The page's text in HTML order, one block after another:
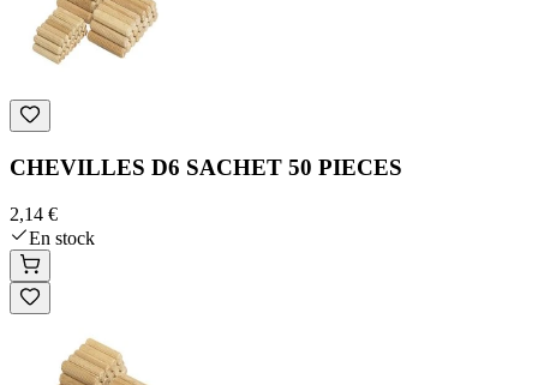
CHEVILLES D6 SACHET 50 PIECES
2,14 €
En stock